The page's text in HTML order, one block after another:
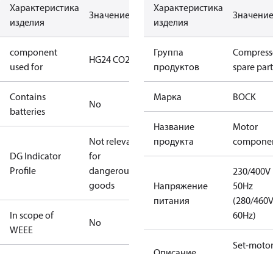
Характеристика
изделия
Значение
component
used for
HG24 CO2 T
Contains
batteries
No
DG Indicator
Profile
Not relevant
for
dangerous
goods
In scope of
WEEE
No
Характеристика
изделия
Значение
Группа
продуктов
spare
Марка BOCK
Название
продукта
Motor
Напряжение
питания
230/400V
50Hz
(280/460V
60Hz)
Set-motor